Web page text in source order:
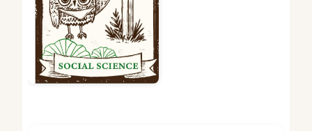
讀氛圍。荷亦是東方自然庭園
中常見意象，傳達社會科學領
域對人本經驗關注。